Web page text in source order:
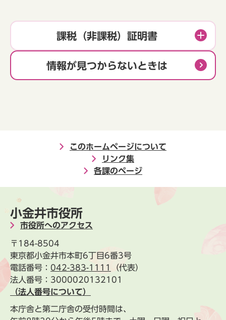
課税（非課税）証明書
情報が見つからないときは
このホームページについて
リンク集
各課のページ
小金井市役所
市役所へのアクセス
〒184-8504
東京都小金井市本町6丁目6番3号
電話番号： 042-383-1111
（代表）
法人番号：3000020132101
（法人番号について）
本庁舎と第二庁舎の受付時間は、